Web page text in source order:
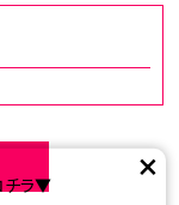
×
チラ▼